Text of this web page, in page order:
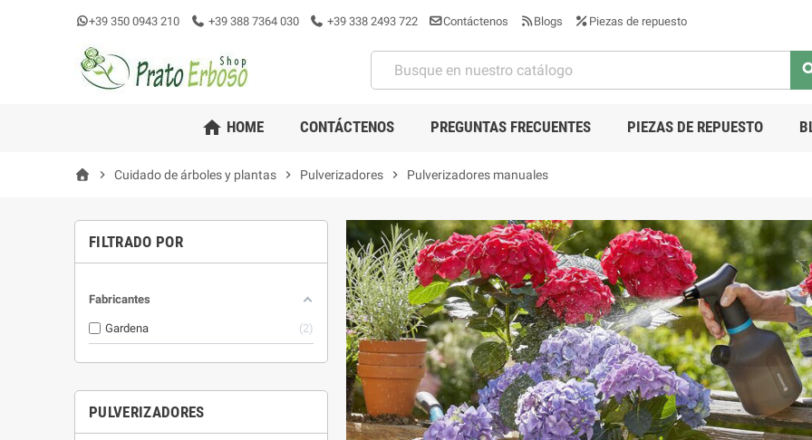
+39 350 0943 210 +39 388 7364 030 +39 338 2493 722 Contáctenos Blogs Piezas de repuesto
home HOME CONTÁCTENOS PREGUNTAS FRECUENTES PIEZAS DE REPUESTO
chevron_right Cuidado de árboles y plantas chevron_right Pulverizadores chevron_right Pulverizadores manuales
FILTRADO POR
Fabricantes
Gardena 2
PULVERIZADORES